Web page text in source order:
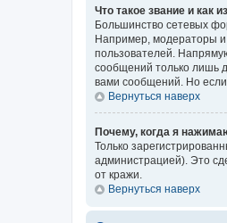
Что такое звание и как
Большинство сетевых
Например, модераторы и
пользователей.
сообщений только лишь
вами сообщений. Но если
Вернуться наверх
Почему, когда я
Только
администрацией). Это
от кражи.
Вернуться наверх